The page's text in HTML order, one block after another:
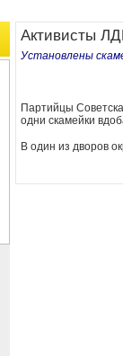
Активисты
Установлены
Партийцы
одни скамейки
В один из дворов